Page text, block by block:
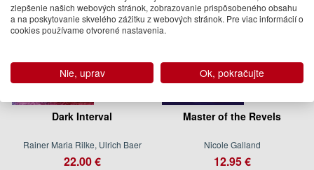
Dark Interval
Rainer Maria Rilke, Ulrich Baer
22.00 €
Master of the Revels
Nicole Galland
12.95 €
zlepšenie našich webových stránok, zobrazovanie prispôsobeného obsahu
a na poskytovanie skvelého zážitku z webových stránok. Pre viac informácií o
cookies používame otvorené nastavenia.
Nie, uprav Ok, pokračujte